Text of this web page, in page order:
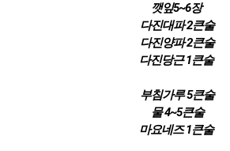
깻잎5~6장
다진대파 2큰술
다진양파 2큰술
다진당근 1큰술
부침가루 5큰술
물 4~5큰술
마요네즈 1큰술